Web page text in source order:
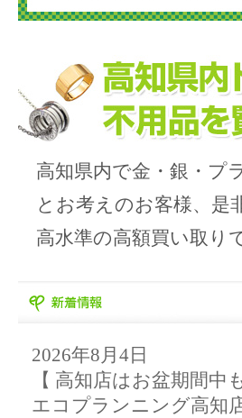
高知県内で金・銀・プ
とお考えのお客様、是
高水準の高額買い取り